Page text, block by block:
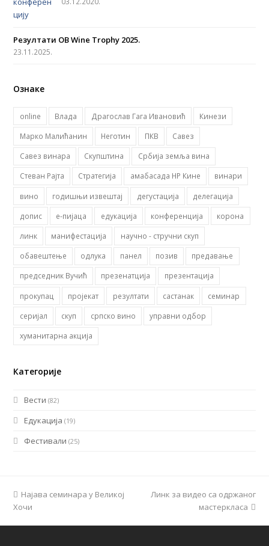
m
Резултати OB Wine Trophy 2025.
23.11.2025.
Ознаке
online Влада Драгослав Гага Ивановић
Кинези
Марко Малићанин
Неготин ПКВ
Савез
Савез винара
Скупштина
Србија земља вина
Стеван Рајта
Стратегија амабасада НР Кине
винари
вино
годишњи извештај дегустација
делегација
допис
е-пијаца едукација конференција
корона
линк
манифестација
научно - стручни скуп
обавештење
одлука панел позив
предавање
председник Вучић
презенатција
презентација
прокупац
пројекат резултати састанак
семинар
серијал
скуп српско вино
управни одбор
хуманитарна акција
Категорије
Вести (82)
Едукација (19)
Фестивали (25)
previous
post:
Најава семинара у Великој
Хочи
next
Линк за видео са одржаног
мастеркласа